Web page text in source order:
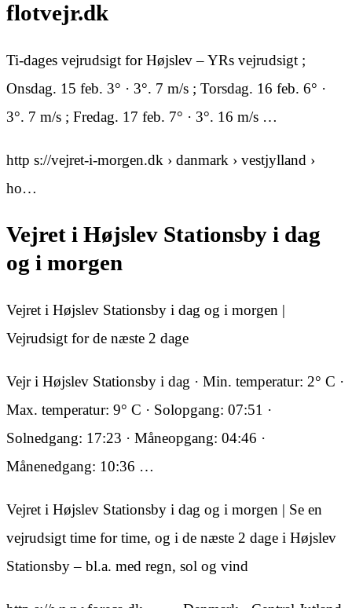
flotvejr.dk
Ti-dages vejrudsigt for Højslev – YRs vejrudsigt ;
Onsdag. 15 feb. 3° · 3°. 7 m/s ; Torsdag. 16 feb. 6° ·
3°. 7 m/s ; Fredag. 17 feb. 7° · 3°. 16 m/s …
http s://vejret-i-morgen.dk › danmark › vestjylland ›
ho…
Vejret i Højslev Stationsby i dag
og i morgen
Vejret i Højslev Stationsby i dag og i morgen |
Vejrudsigt for de næste 2 dage
Vejr i Højslev Stationsby i dag · Min. temperatur: 2° C ·
Max. temperatur: 9° C · Solopgang: 07:51 ·
Solnedgang: 17:23 · Måneopgang: 04:46 ·
Månenedgang: 10:36 …
Vejret i Højslev Stationsby i dag og i morgen | Se en
vejrudsigt time for time, og i de næste 2 dage i Højslev
Stationsby – bl.a. med regn, sol og vind